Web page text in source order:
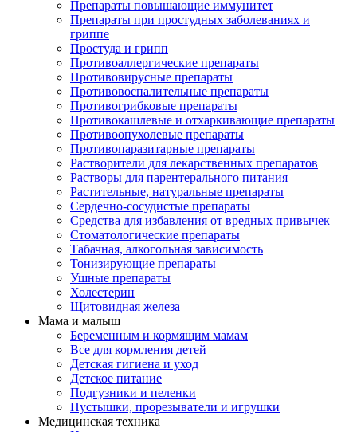
Препараты повышающие иммунитет
Препараты при простудных заболеваниях и
гриппе
Простуда и грипп
Противоаллергические препараты
Противовирусные препараты
Противовоспалительные препараты
Противогрибковые препараты
Противокашлевые и отхаркивающие препараты
Противоопухолевые препараты
Противопаразитарные препараты
Растворители для лекарственных препаратов
Растворы для парентерального питания
Растительные, натуральные препараты
Сердечно-сосудистые препараты
Средства для избавления от вредных привычек
Стоматологические препараты
Табачная, алкогольная зависимость
Тонизирующие препараты
Ушные препараты
Холестерин
Щитовидная железа
Мама и малыш
Беременным и кормящим мамам
Все для кормления детей
Детская гигиена и уход
Детское питание
Подгузники и пеленки
Пустышки, прорезыватели и игрушки
Медицинская техника